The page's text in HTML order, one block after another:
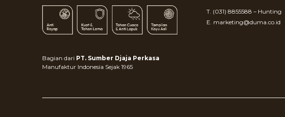
Bagian dari PT. Sumber Djaja Perkasa
Manufaktur Indonesia Sejak 1965
T. (031) 8855588 – Hunting
E. marketing@duma.co.id